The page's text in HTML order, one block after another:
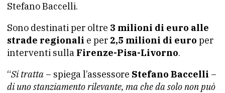
Stefano Baccelli.
Sono destinati per oltre 3 milioni di euro alle
strade regionali e per 2,5 milioni di euro per
interventi sulla Firenze-Pisa-Livorno.
“Si tratta – spiega l’assessore Stefano Baccelli –
di uno stanziamento rilevante, ma che da solo non può